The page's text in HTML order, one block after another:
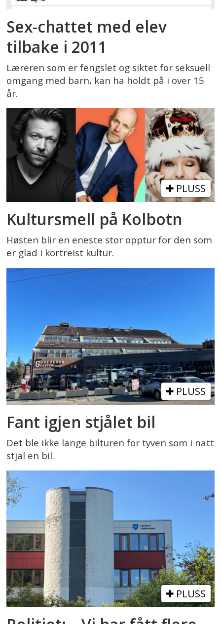
Sex-chattet med elev
tilbake i 2011
Læreren som er fengslet og siktet for seksuell
omgang med barn, kan ha holdt på i over 15
år.
PLUSS
Kultursmell på Kolbotn
Høsten blir en eneste stor opptur for den som
er glad i kortreist kultur.
PLUSS
Fant igjen stjålet bil
Det ble ikke lange bilturen for tyven som i natt
stjal en bil.
PLUSS